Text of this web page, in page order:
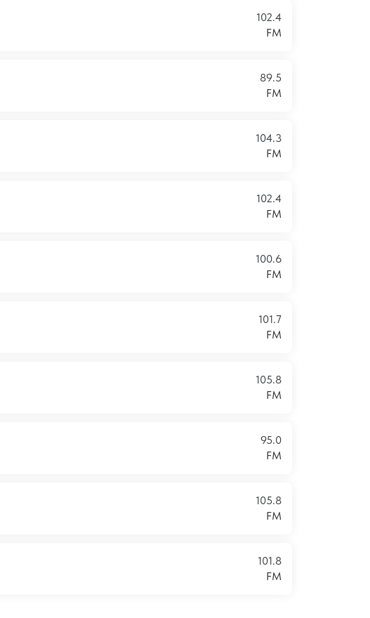
102.4
FM
89.5
FM
104.3
FM
102.4
FM
100.6
FM
101.7
FM
105.8
FM
95.0
FM
105.8
FM
101.8
FM